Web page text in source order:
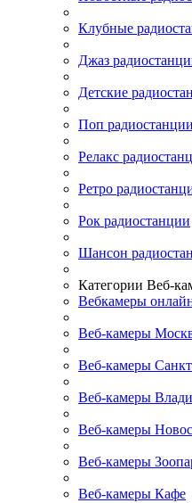
Клубные
Джаз
Детские
Поп радиостанции
Релакс
Ретро
Рок радиостанции
Шансон
Категории Веб-
Вебкамеры
Веб-камеры
Веб-камеры
Веб-камеры
Веб-камеры
Веб-камеры
Веб-камеры Кафе